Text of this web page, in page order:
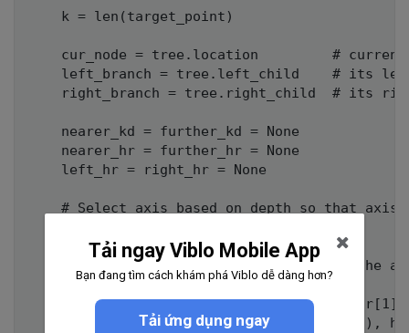
    k = len(target_point)
cur_node = tree.location         #
left_branch = tree.left_child    # its
right_branch = tree.right_child  # its
    nearer_kd = further_kd = None
    nearer_hr = further_hr = None
    left_hr = right_hr = None
# Select axis based on depth so that axis
# split the hyperplane depending on the
    if axis == 0:
left_hr = [hr[0], (cur_node[0],
right_hr = [(cur_node[0],hr[0][1]),
Tải ngay Viblo Mobile App
Bạn đang tìm cách khám phá Viblo dễ dàng hơn?
Tải ứng dụng ngay